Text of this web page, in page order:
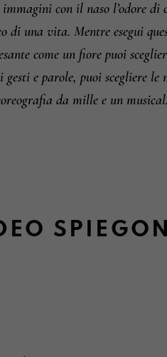
con il naso l’odore
di una vita. Mentre esegui
come un fiore puoi
e parole, puoi scegliere
da mille e un musical.